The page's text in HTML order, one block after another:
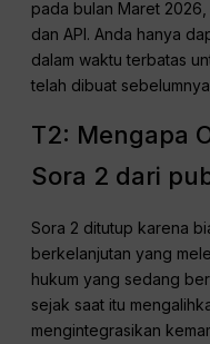
pada bulan Maret
dan API. Anda hanya
dalam waktu terbatas
telah dibuat
T2: Mengapa
Sora 2 dari
Sora 2 ditutup karena
berkelanjutan yang
hukum yang sedang
sejak saat itu
mengintegrasikan